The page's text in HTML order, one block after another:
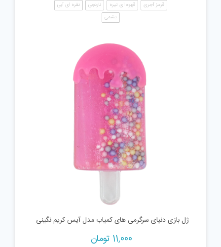
قرمز آجری قهوه ای تیره نارنجی
نقره ای آبی
یشمی
ژل بازی دنیای سرگرمی های کمیاب مدل آیس کریم نگینی
11,000 تومان